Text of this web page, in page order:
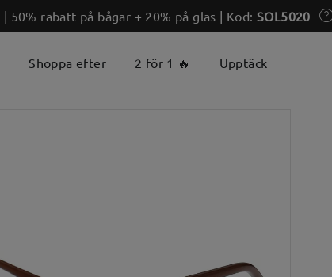
50% rabatt på bågar + 20% på glas | Kod:SOL5020
Shoppa efter 2 för 1 🔥 Upptäck